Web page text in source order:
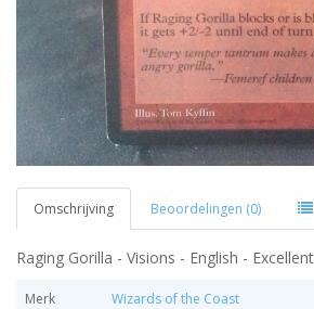
Omschrijving Beoordelingen (0)
Raging Gorilla - Visions - English - Excellent
Merk
Wizards of the Coast